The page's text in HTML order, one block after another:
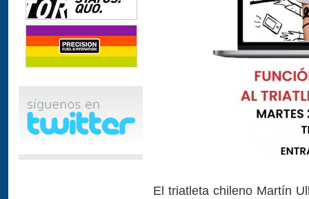
El triatleta chileno Martín